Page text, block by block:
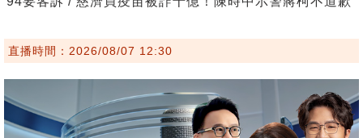
直播時間：2026/08/07 12:30